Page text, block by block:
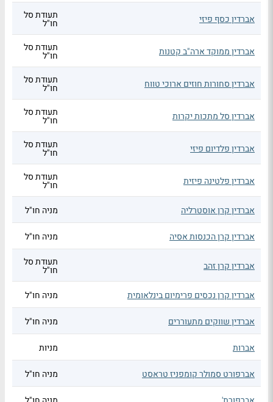
אברדין כסף פיזי תעודת סל
חו"ל
אברדין ממוקד ארה"ב קטנות תעודת סל
חו"ל
אברדין סחורות חוזים ארוכי טווח תעודת סל
חו"ל
אברדין סל מתכות יקרות תעודת סל
חו"ל
אברדין פלדיום פיזי תעודת סל
חו"ל
אברדין פלטינה פיזית תעודת סל
חו"ל
אברדין קרן אוסטרליה
מניה חו"ל
אברדין קרן הכנסות אסיה מניה חו"ל
אברדין קרן זהב תעודת סל
חו"ל
אברדין קרן נכסים פרימיום בינלאומית
מניה חו"ל
אברדין שווקים מתעוררים מניה חו"ל
אברות מניות
אברפורט סמולר קומפניז טראסט מניה חו"ל